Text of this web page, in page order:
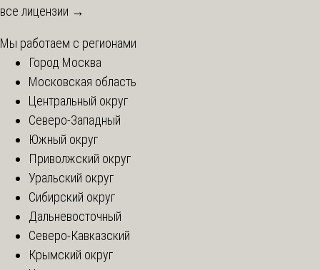
все лицензии →
Мы работаем с регионами
Город Москва
Московская область
Центральный округ
Северо-Западный
Южный округ
Приволжский округ
Уральский округ
Сибирский округ
Дальневосточный
Северо-Кавказский
Крымский округ